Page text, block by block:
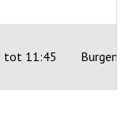
tot 11:45